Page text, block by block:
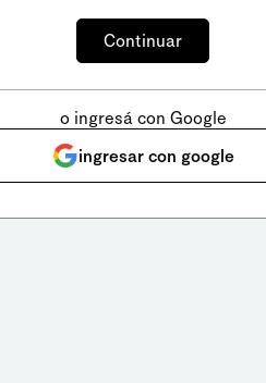
o ingresá con Google
ingresar con google